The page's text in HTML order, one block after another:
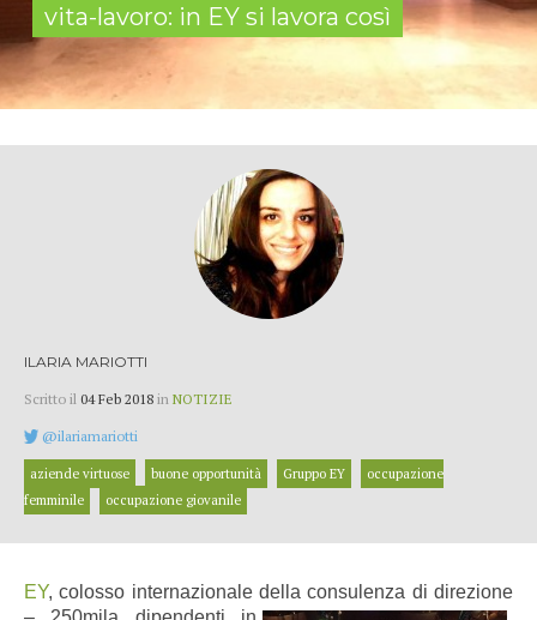
vita-lavoro: in EY si lavora così
ILARIA MARIOTTI
Scritto il 04 Feb 2018 in NOTIZIE
@ilariamariotti
aziende virtuose buone opportunità Gruppo EY
occupazione
femminile
occupazione giovanile
EY, colosso internazionale della consulenza di direzione